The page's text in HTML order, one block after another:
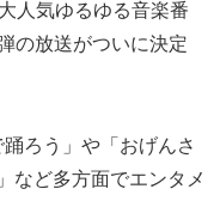
人気ゆるゆる音楽番
の放送がついに決定
ろう」や「おげんさ
など多方面でエンタメ